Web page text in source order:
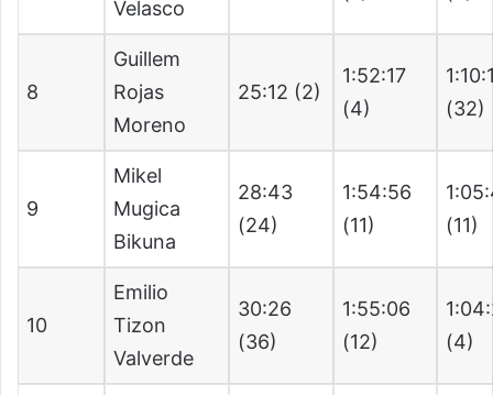
Velasco
8
Guillem
Rojas
Moreno
25:12 (2)
1:52:17
(4)
(32)
9
Mikel
Mugica
Bikuna
28:43
(24)
1:54:56
(11)
(11)
10
Emilio
Tizon
Valverde
30:26
(36)
1:55:06
(12)
(4)